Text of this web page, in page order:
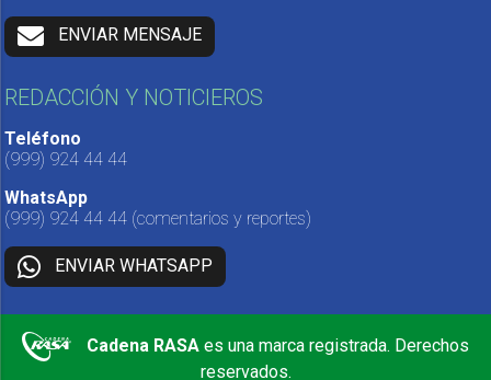
ENVIAR MENSAJE
REDACCIÓN Y NOTICIEROS
Teléfono
(999) 924 44 44
WhatsApp
(999) 924 44 44 (comentarios y reportes)
ENVIAR WHATSAPP
Cadena RASA es una marca registrada. Derechos
reservados.